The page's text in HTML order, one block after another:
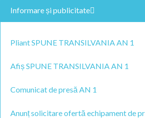
Informare și publicitate
Pliant SPUNE TRANSILVANIA AN 1
Afiș SPUNE TRANSILVANIA AN 1
Comunicat de presă AN 1
Anunț solicitare ofertă echipament de